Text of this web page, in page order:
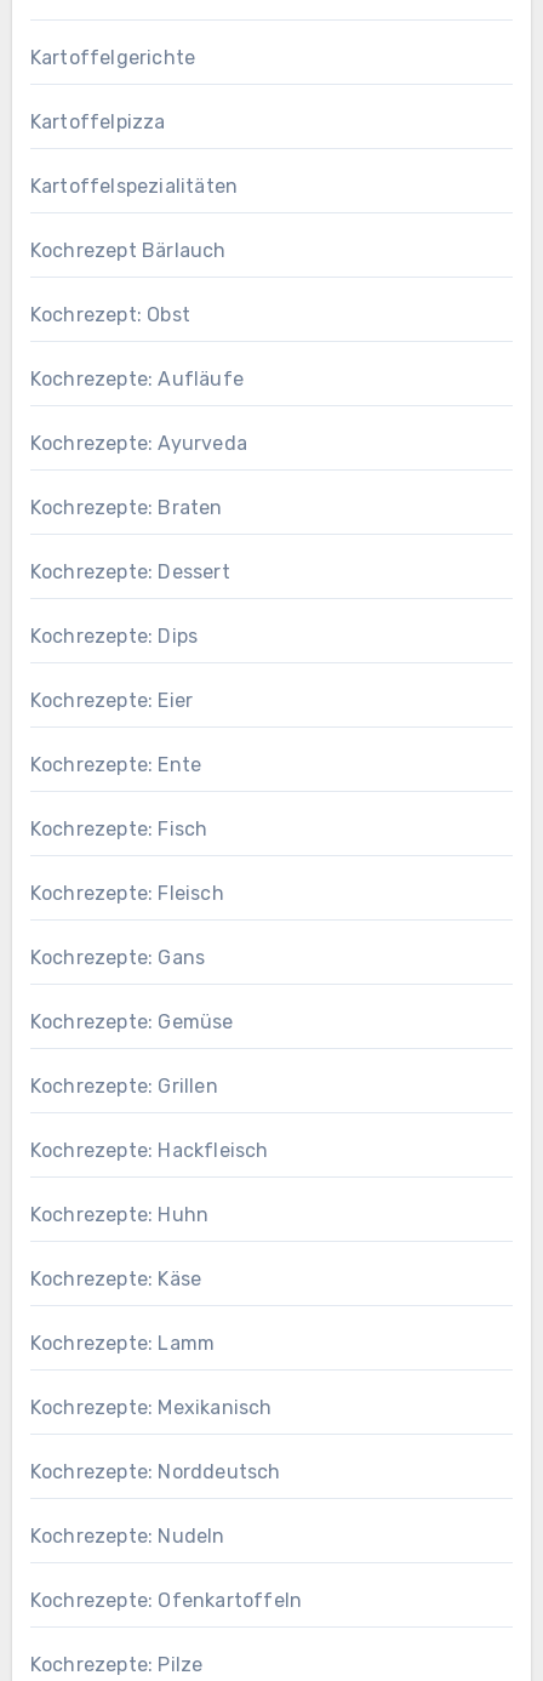
Kartoffelgerichte
Kartoffelpizza
Kartoffelspezialitäten
Kochrezept Bärlauch
Kochrezept: Obst
Kochrezepte: Aufläufe
Kochrezepte: Ayurveda
Kochrezepte: Braten
Kochrezepte: Dessert
Kochrezepte: Dips
Kochrezepte: Eier
Kochrezepte: Ente
Kochrezepte: Fisch
Kochrezepte: Fleisch
Kochrezepte: Gans
Kochrezepte: Gemüse
Kochrezepte: Grillen
Kochrezepte: Hackfleisch
Kochrezepte: Huhn
Kochrezepte: Käse
Kochrezepte: Lamm
Kochrezepte: Mexikanisch
Kochrezepte: Norddeutsch
Kochrezepte: Nudeln
Kochrezepte: Ofenkartoffeln
Kochrezepte: Pilze